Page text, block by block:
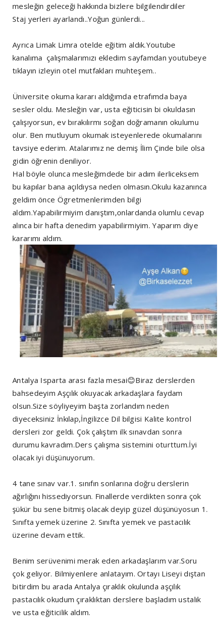
mesleğin geleceği hakkında bizlere bilgilendirdiler
Staj yerleri ayarlandı..Yoğun günlerdi...
Ayrıca Limak Limra otelde eğitim aldık.Youtube
kanalıma çalışmalarımızı ekledim sayfamdan youtubeye
tıklayın izleyin otel mutfakları muhteşem..
Üniversite okuma kararı aldığımda etrafımda baya
sesler oldu. Mesleğin var, usta eğiticisin bi okuldasın
çalışıyorsun, ev bırakılırmı soğan doğramanın okulumu
olur. Ben mutluyum okumak isteyenlerede okumalarını
tavsiye ederim. Atalarımız ne demiş İlim Çinde bile olsa
gidin öğrenin deniliyor.
Hal böyle olunca mesleğimdede bir adım ilerliceksem
bu kapılar bana açıldıysa neden olmasın.Okulu kazanınca
geldim önce Ögretmenlerimden bilgi
aldım.Yapabilirmiyim danıştım,onlardanda olumlu cevap
alınca bir hafta denedim yapabilirmiyim. Yaparım diye
kararımı aldım.
Antalya Isparta arası fazla mesai😊Biraz derslerden
bahsedeyim Aşçılık okuyacak arkadaşlara faydam
olsun.Size söyliyeyim başta zorlandım neden
diyeceksiniz İnkılap,İngilizce Dil bilgisi Kalite kontrol
dersleri zor geldi. Çok çalıştım ilk sınavdan sonra
durumu kavradım.Ders çalışma sistemini oturttum.İyi
olacak iyi düşünuyorum.
4 tane sınav var.1. sınıfın sonlarına doğru derslerin
ağırlığını hissediyorsun. Finallerde verdikten sonra çok
şükür bu sene bitmiş olacak deyip güzel düşünüyosun 1.
Sınıfta yemek üzerine 2. Sınıfta yemek ve pastacılık
üzerine devam ettik.
Benim serüvenimi merak eden arkadaşlarım var.Soru
çok geliyor. Bilmiyenlere anlatayım. Ortayı Liseyi dıştan
bitirdim bu arada Antalya çıraklık okulunda aşçılık
pastacılık okudum çıraklıktan derslere başladım ustalık
ve usta eğiticilik aldım.